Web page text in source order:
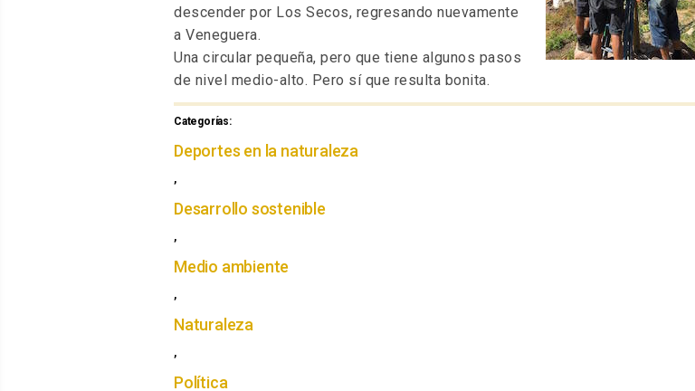
descender por Los Secos, regresando nuevamente
a Veneguera.
Una circular pequeña, pero que tiene algunos pasos
de nivel medio-alto. Pero sí que resulta bonita.
Categorías:Categorías
Deportes en la naturaleza
,
Desarrollo sostenible
,
Medio ambiente
,
Naturaleza
,
Política